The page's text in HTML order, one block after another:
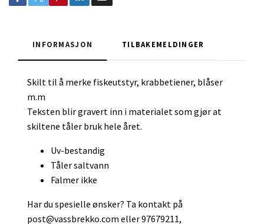
INFORMASJON TILBAKEMELDINGER
Skilt til å merke fiskeutstyr, krabbetiener, blåser
m.m
Teksten blir gravert inn i materialet som gjør at
skiltene tåler bruk hele året.
Uv-bestandig
Tåler saltvann
Falmer ikke
Har du spesielle ønsker? Ta kontakt på
post@vassbrekko.com eller 97679211,